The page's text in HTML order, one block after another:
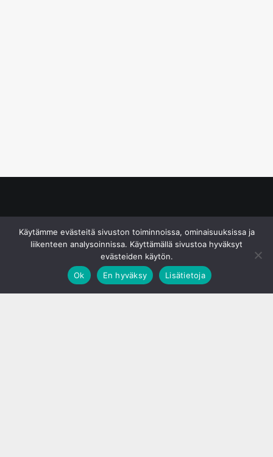
Käytämme evästeitä sivuston toiminnoissa, ominaisuuksissa ja
liikenteen analysoinnissa. Käyttämällä sivustoa hyväksyt
evästeiden käytön.
Ok
En hyväksy Lisätietoja